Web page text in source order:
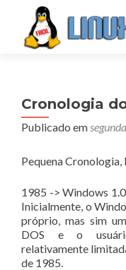
Cronologia
Publicado em
Pequena Cronologia,
1985 -> Windows
Inicialmente, o
próprio, mas sim
DOS e o
relativamente
de 1985.